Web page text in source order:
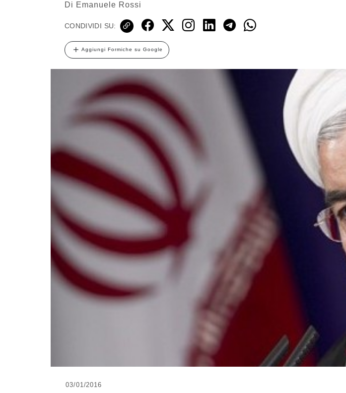
Di Emanuele Rossi
CONDIVIDI SU:
Aggiungi Formiche su Google
03/01/2016